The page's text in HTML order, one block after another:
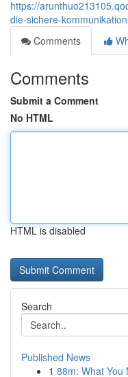
https://
die-sichere-kommunikation
Comments
Comments
Submit a Comment
No HTML
HTML is disabled
Search
Published News
1 88m: What You